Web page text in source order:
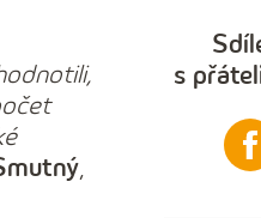
,
s